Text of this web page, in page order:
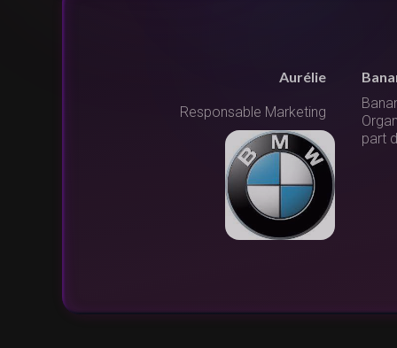
Erwan
Directeur
Un